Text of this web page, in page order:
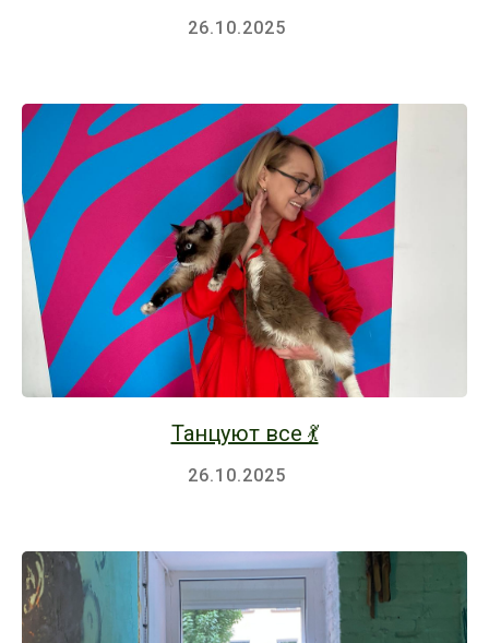
26.10.2025
Танцуют все 💃
26.10.2025